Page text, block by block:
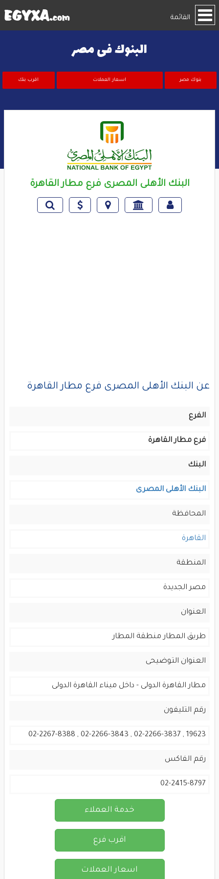
القائمة
البنوك فى مصر
بنوك مصر اسعار العملات اقرب بنك
البنك الأهلى المصرى فرع مطار القاهرة
عن البنك الأهلى المصرى فرع مطار القاهرة
الفرع
فرع مطار القاهرة
البنك
البنك الأهلى المصرى
المحافظة
القاهرة
المنطقة
مصر الجديدة
العنوان
طريق المطار منطقة المطار
العنوان التوضيحى
مطار القاهرة الدولى - داخل ميناء القاهرة الدولى
رقم التليفون
19623 , 02-2266-3837 , 02-2266-3843 , 02-2267-8388
رقم الفاكس
02-2415-8797
خدمة العملاء
اقرب فرع
اسعار العملات